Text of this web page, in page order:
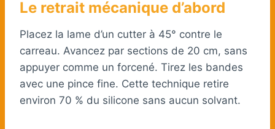
Le retrait mécanique d’abord
Placez la lame d’un cutter à 45° contre le
carreau. Avancez par sections de 20 cm, sans
appuyer comme un forcené. Tirez les bandes
avec une pince fine. Cette technique retire
environ 70 % du silicone sans aucun solvant.